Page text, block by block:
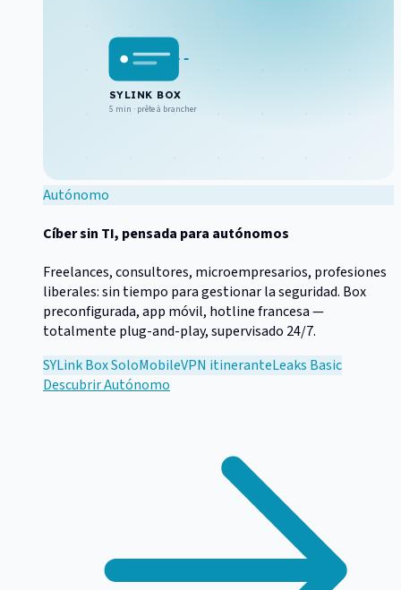
SYLINK BOX
5 min · prête à brancher
Autónomo
Cíber sin TI, pensada para autónomos
Freelances, consultores, microempresarios, profesiones
liberales: sin tiempo para gestionar la seguridad. Box
preconfigurada, app móvil, hotline francesa —
totalmente plug-and-play, supervisado 24/7.
SYLink Box SoloMobileVPN itineranteLeaks Basic
DescubrirAutónomo